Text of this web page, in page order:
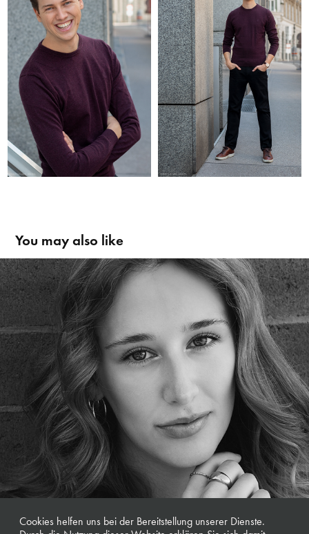
You may also like
Sarah | New Model & Actress
Cookies helfen uns bei der Bereitstellung unserer Dienste.